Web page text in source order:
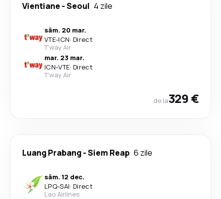
Vientiane -Seoul 4 zile
sâm. 20 mar.
VTE-ICN· Direct
T'way Air
mar. 23 mar.
ICN-VTE· Direct
T'way Air
de la329 €
Luang Prabang-Siem Reap 6 zile
sâm. 12 dec.
LPQ-SAI· Direct
Lao Airlines